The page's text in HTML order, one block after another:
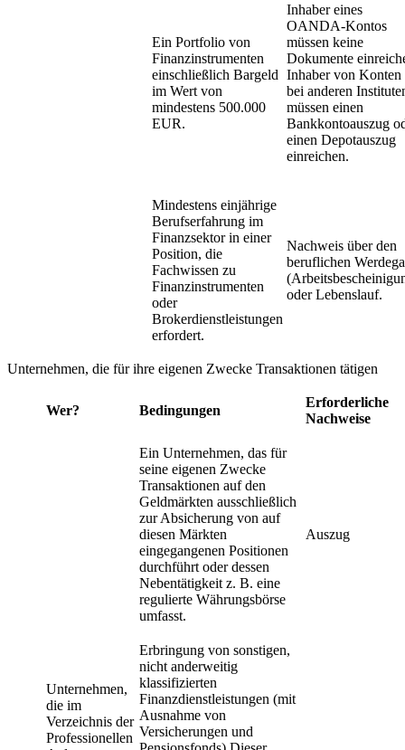
Ein Portfolio von
Finanzinstrumenten
einschließlich Bargeld
im Wert von
mindestens 500.000
EUR.
Inhaber eines
OANDA-Kontos
müssen keine
Dokumente
Inhaber von Konten
bei anderen
müssen einen
Bankkontoauszug
einen Depotauszug
einreichen.
Mindestens einjährige
Berufserfahrung im
Finanzsektor in einer
Position, die
Fachwissen zu
Finanzinstrumenten
oder
Brokerdienstleistungen
erfordert.
Nachweis über den
beruflichen
oder Lebenslauf.
Unternehmen, die für ihre eigenen Zwecke Transaktionen tätigen
Wer? Bedingungen
Erforderliche
Nachweise
Unternehmen,
die im
Verzeichnis der
Professionellen
Ein Unternehmen, das für
seine eigenen Zwecke
Transaktionen auf den
Geldmärkten ausschließlich
zur Absicherung von auf
diesen Märkten
eingegangenen Positionen
durchführt oder dessen
Nebentätigkeit z. B. eine
regulierte Währungsbörse
umfasst.
Auszug
Erbringung von sonstigen,
nicht anderweitig
klassifizierten
Finanzdienstleistungen (mit
Ausnahme von
Versicherungen und